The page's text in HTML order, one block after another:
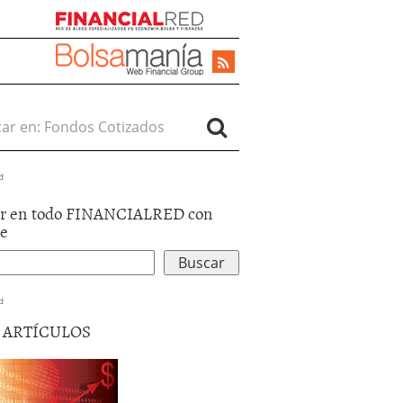
en:
en todo FINANCIALRED con
ARTÍCULOS